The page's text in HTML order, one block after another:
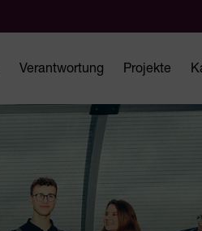
Verantwortung Projekte